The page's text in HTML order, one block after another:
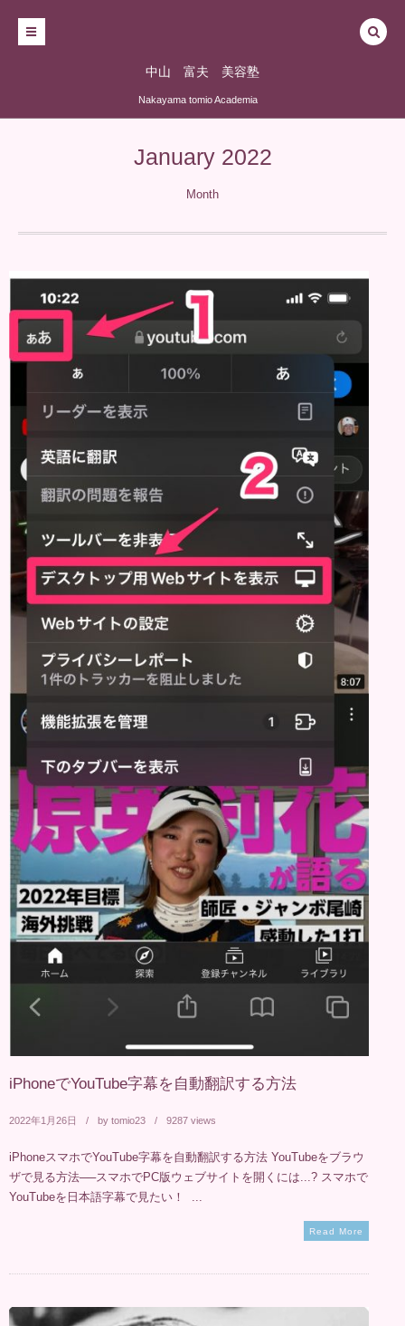
中山 富夫 美容塾
Nakayama tomio Academia
January 2022
Month
iPhoneでYouTube字幕を自動翻訳する方法
2022年1月26日 by tomio23 9287 views
iPhoneスマホでYouTube字幕を自動翻訳する方法 YouTubeをブラウ
ザで見る方法──スマホでPC版ウェブサイトを開くには...? スマホで
YouTubeを日本語字幕で見たい！ ...
Read More